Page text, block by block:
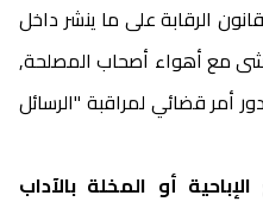
يختارها"٫ ليتيح القانون الرقابة على ما ينشر داخل
الفضاء الرقمي وحجب ما لا يتماشى مع أهواء أصحاب المصلحة٫
أمر قضائي لمراقبة "الرسائل
الإباحية أو المخلة بالآداب